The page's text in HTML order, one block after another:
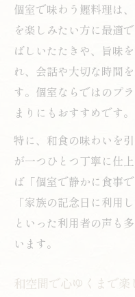
個室で味わう鰹料理は
を楽しみたい方に最適
ばしいたたきや、旨味
れ、会話や大切な時間
す。個室ならではのプ
まりにもおすすめです。
特に、和食の味わいを
が一つひとつ丁寧に仕
ば「個室で静かに食事
「家族の記念日に利用
といった利用者の声も
います。
和空間で心ゆくまで